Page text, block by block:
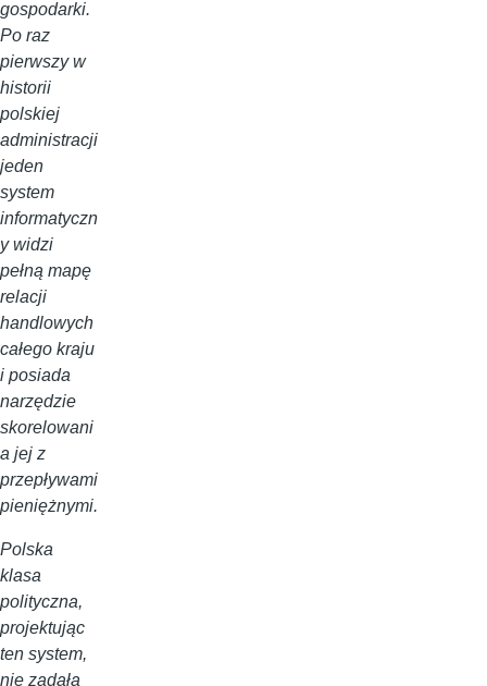
gospodarki.
Po raz
pierwszy w
historii
polskiej
administracji
jeden
system
informatyczn
y widzi
pełną mapę
relacji
handlowych
całego kraju
i posiada
narzędzie
skorelowani
a jej z
przepływami
pieniężnymi.
Polska
klasa
polityczna,
projektując
ten system,
nie zadała